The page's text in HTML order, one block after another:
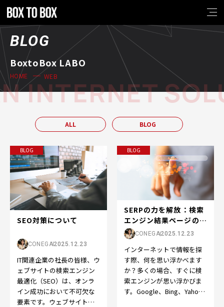
BLOG
BoxtoBox LABO
HOME WEB
INTERNET
ALL BLOG
BLOG
SEO対策について
CONEGA2025.12.23
IT関連企業の社長の皆様、ウ
ェブサイトの検索エンジン
最適化（SEO）は、オンラ
イン成功において不可欠な
要素です。ウェブサイトを
BLOG
SERPの力を解放：検索
エンジン結果ページの世
界へようこそ
CONEGA2025.12.23
インターネットで情報を探
す際、何を思い浮かべます
か？多くの場合、すぐに検
索エンジンが思い浮かびま
す。Google、Bing、Yahoo